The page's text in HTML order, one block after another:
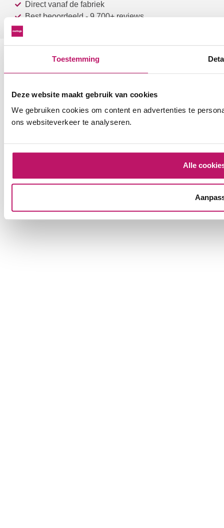
Toestemming
Deze website maakt gebruik van cookies
We gebruiken cookies om content en advertenties te
ons websiteverkeer te analyseren.
Alle
Direct vanaf de fabriek
Best beoordeeld - 9.700+ reviews
© 2013-2026 MattigoAlgemene voorwaarden